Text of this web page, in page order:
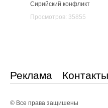
Сирийский конфликт
Просмотров: 35855
Реклама Контакты
© Все права защишены